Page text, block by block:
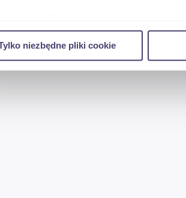
witrynie. Informacje o tym, jak
i analitycznym. Partnerzy mogą
podczas korzystania z ich usług.
niezbędne pliki cookie